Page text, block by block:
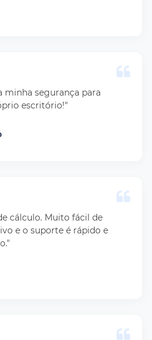
minha segurança para
escritório!"
cálculo. Muito fácil de
e o suporte é rápido e